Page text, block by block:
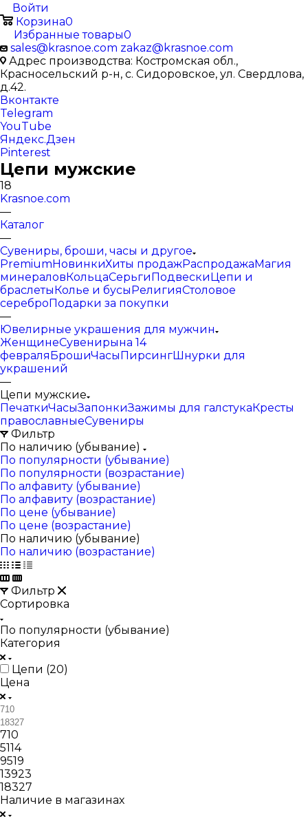
Войти
Корзина0
Избранные товары0
sales@krasnoe.com zakaz@krasnoe.com
Адрес производства: Костромская обл.,
Красносельский р-н, с. Сидоровское, ул. Свердлова,
д.42.
Вконтакте
Telegram
YouTube
Яндекс.Дзен
Pinterest
Цепи мужские
18
Krasnoe.com
—
Каталог
—
Сувениры, броши, часы и другое
PremiumНовинкиХиты продажРаспродажаМагия
минераловКольцаСерьгиПодвескиЦепи и
браслетыКолье и бусыРелигияСтоловое
сереброПодарки за покупки
—
Ювелирные украшения для мужчин
ЖенщинеСувенирына 14
февраляБрошиЧасыПирсингШнурки для
украшений
—
Цепи мужские
ПечаткиЧасыЗапонкиЗажимы для галстукаКресты
православныеСувениры
Фильтр
По наличию (убывание)
По популярности (убывание)
По популярности (возрастание)
По алфавиту (убывание)
По алфавиту (возрастание)
По цене (убывание)
По цене (возрастание)
По наличию (убывание)
По наличию (возрастание)
Фильтр
Сортировка
По популярности (убывание)
Категория
Цепи (20)
Цена
710
5114
9519
13923
18327
Наличие в магазинах